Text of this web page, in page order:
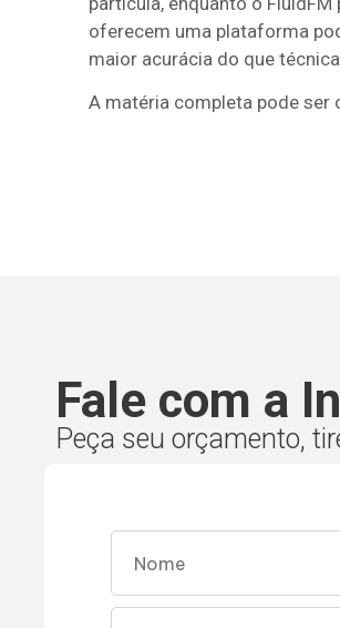
oferecem uma plataforma
maior acurácia do que
A matéria completa pode ser
Fale com a
Peça seu orçamento,